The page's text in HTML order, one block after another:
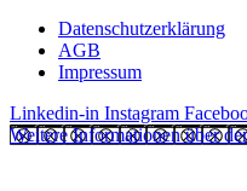
Datenschutzerklärung
AGB
Impressum
Linkedin-in Instagram
Weitere Informationen über